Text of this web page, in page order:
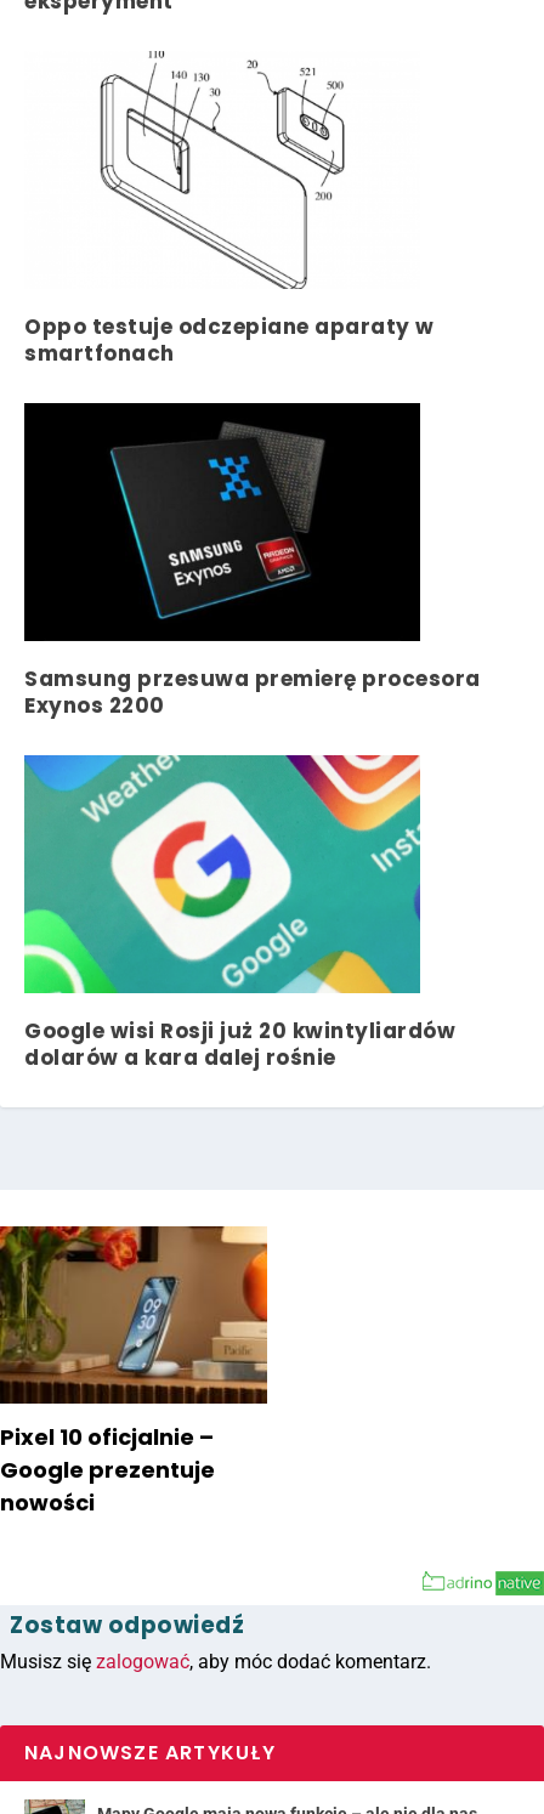
Oppo testuje odczepiane aparaty w
smartfonach
Samsung przesuwa premierę procesora
Exynos 2200
Google wisi Rosji już 20 kwintyliardów
dolarów a kara dalej rośnie
Pixel 10 oficjalnie –
Google prezentuje
nowości
Zostaw odpowiedź
Musisz się zalogować, aby móc dodać komentarz.
NAJNOWSZE ARTYKUŁY